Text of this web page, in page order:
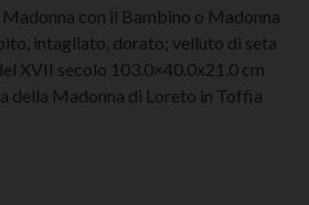
con il Bambino o Madonna
intagliato, dorato; velluto di seta
XVII secolo 103.0×40.0x21.0 cm
della Madonna di Loreto in Toffia